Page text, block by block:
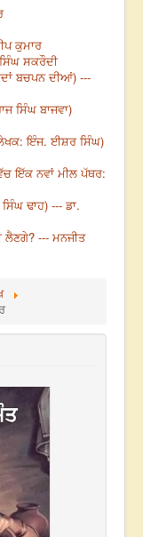
ਕੁਮਾਰ
ਸਕਰੌਦੀ
ਬਚਪਨ ਦੀਆਂ) ---
ਸਿੰਘ ਬਾਜਵਾ)
ਇੰਜ. ਈਸ਼ਰ ਸਿੰਘ)
ਇੱਕ ਨਵਾਂ ਮੀਲ ਪੱਥਰ:
ਢਾਹ) --- ਡਾ.
--- ਮਨਜੀਤ